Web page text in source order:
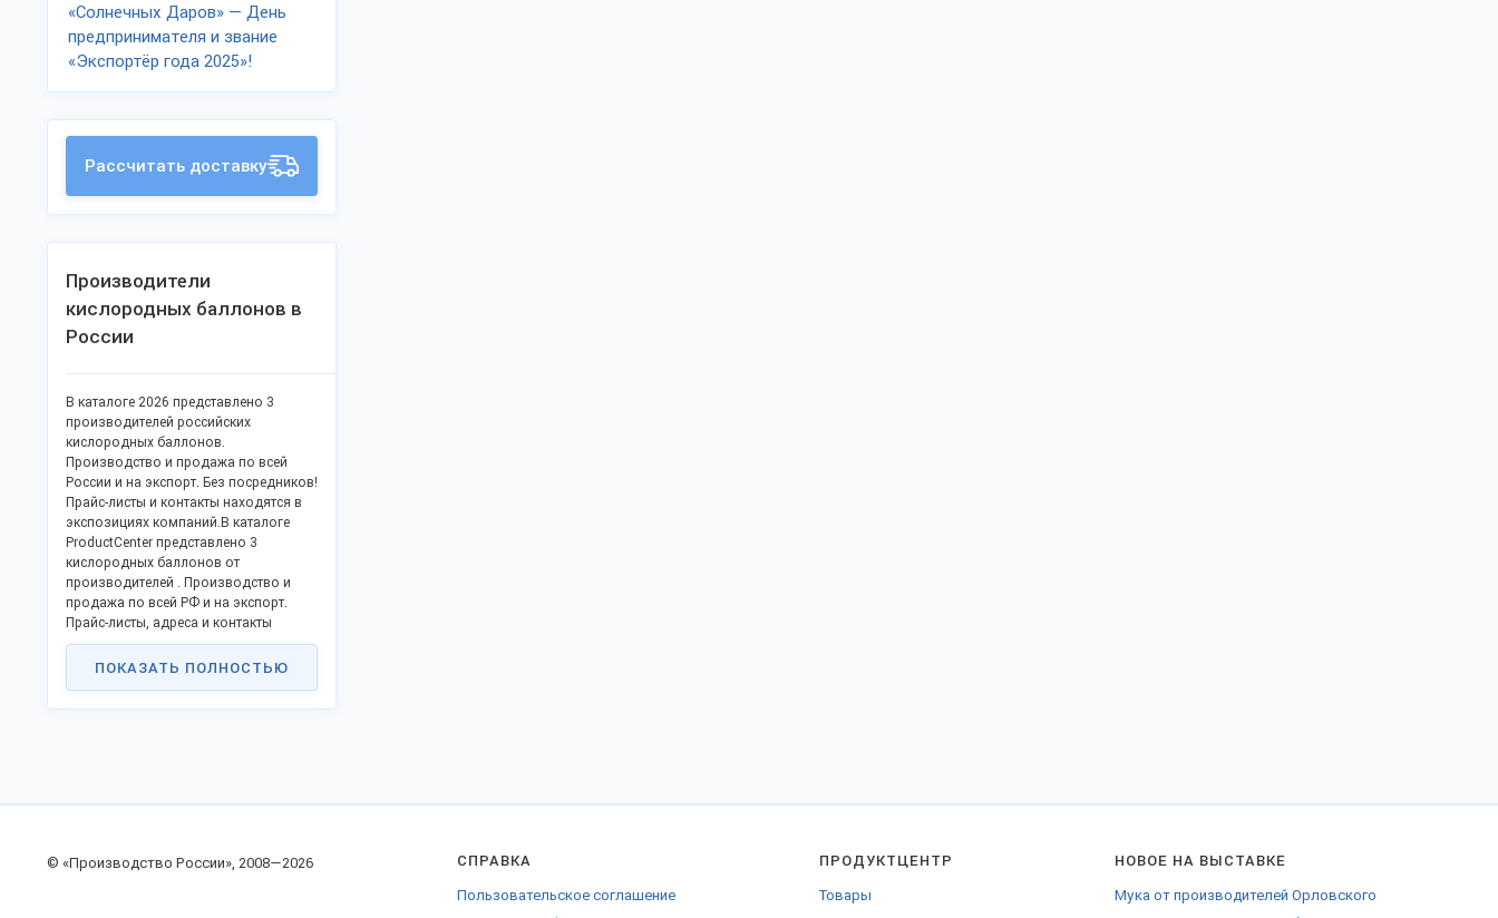
«Солнечных Даров» — День
предпринимателя и звание
«Экспортёр года 2025»!
Рассчитать доставку
Производители
кислородных баллонов в
России
В каталоге 2026 представлено 3
производителей российских
кислородных баллонов.
Производство и продажа по всей
России и на экспорт. Без посредников!
Прайс-листы и контакты находятся в
экспозициях компаний.В каталоге
ProductCenter представлено 3
кислородных баллонов от
производителей . Производство и
продажа по всей РФ и на экспорт.
Прайс-листы, адреса и контакты
производителей представлены в
экспозициях товаров.
ПОКАЗАТЬ ПОЛНОСТЬЮ
© «Производство России», 2008—2026 СПРАВКА
Пользовательское соглашение
ПРОДУКТЦЕНТР
Товары
НОВОЕ НА ВЫСТАВКЕ
Мука от производителей Орловского